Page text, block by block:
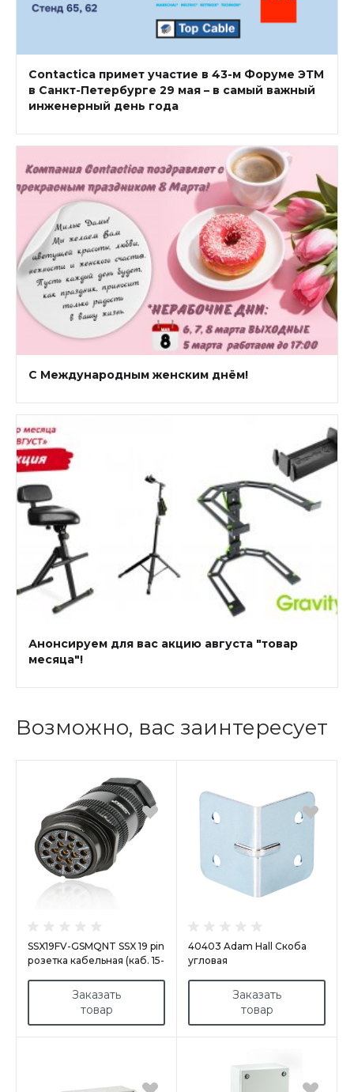
Contactica примет участие в 43-м Форуме ЭТМ
в Санкт-Петербурге 29 мая – в самый важный
инженерный день года
С Международным женским днём!
Анонсируем для вас акцию августа "товар
месяца"!
Возможно, вас заинтересует
SSX19FV-GSMQNT SSX 19 pin
розетка кабельная (каб. 15-
контактами, покрытие
контактов золотом, под
Заказать
товар
40403 Adam Hall Скоба
угловая
Заказать
товар